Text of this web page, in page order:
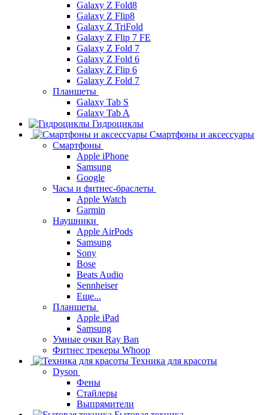
Galaxy Z Fold8
Galaxy Z Flip8
Galaxy Z TriFold
Galaxy Z Flip 7 FE
Galaxy Z Fold 7
Galaxy Z Fold 6
Galaxy Z Flip 6
Galaxy Z Fold 7
Планшеты
Galaxy Tab S
Galaxy Tab A
Гидроциклы
Смартфоны и аксессуары
Смартфоны
Apple iPhone
Samsung
Google
Часы и фитнес-браслеты
Apple Watch
Garmin
Наушники
Apple AirPods
Samsung
Sony
Bose
Beats Audio
Sennheiser
Еще...
Планшеты
Apple iPad
Samsung
Умные очки Ray Ban
Фитнес трекеры Whoop
Техника для красоты
Dyson
Фены
Стайлеры
Выпрямители